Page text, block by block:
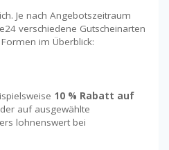
Je nach Angebotszeitraum
verschiedene Gutscheinarten
im Überblick:
10 % Rabatt auf
auf ausgewählte
lohnenswert bei